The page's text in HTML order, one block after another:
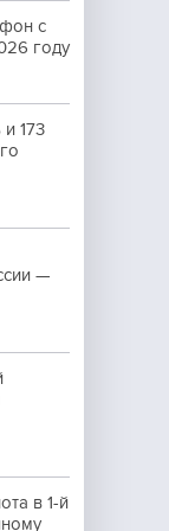
с
году
173
—
в 1-й